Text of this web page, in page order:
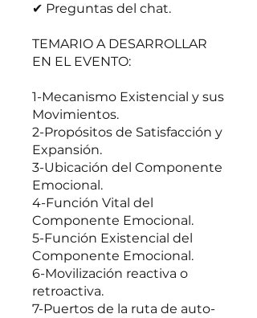
✔ Preguntas del chat.
TEMARIO A DESARROLLAR
EN EL EVENTO:
1-Mecanismo Existencial y sus
Movimientos.
2-Propósitos de Satisfacción y
Expansión.
3-Ubicación del Componente
Emocional.
4-Función Vital del
Componente Emocional.
5-Función Existencial del
Componente Emocional.
6-Movilización reactiva o
retroactiva.
7-Puertos de la ruta de auto-